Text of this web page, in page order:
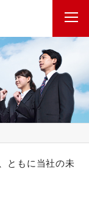
ともに当社の未